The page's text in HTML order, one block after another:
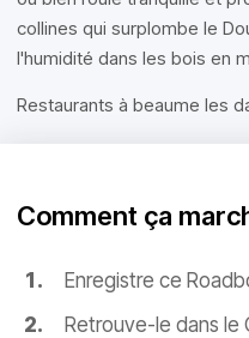
collines qui surplombe le
l'humidité dans les bois en
Restaurants à beaume les
Comment ça
Enregistre ce
Retrouve-le dans le